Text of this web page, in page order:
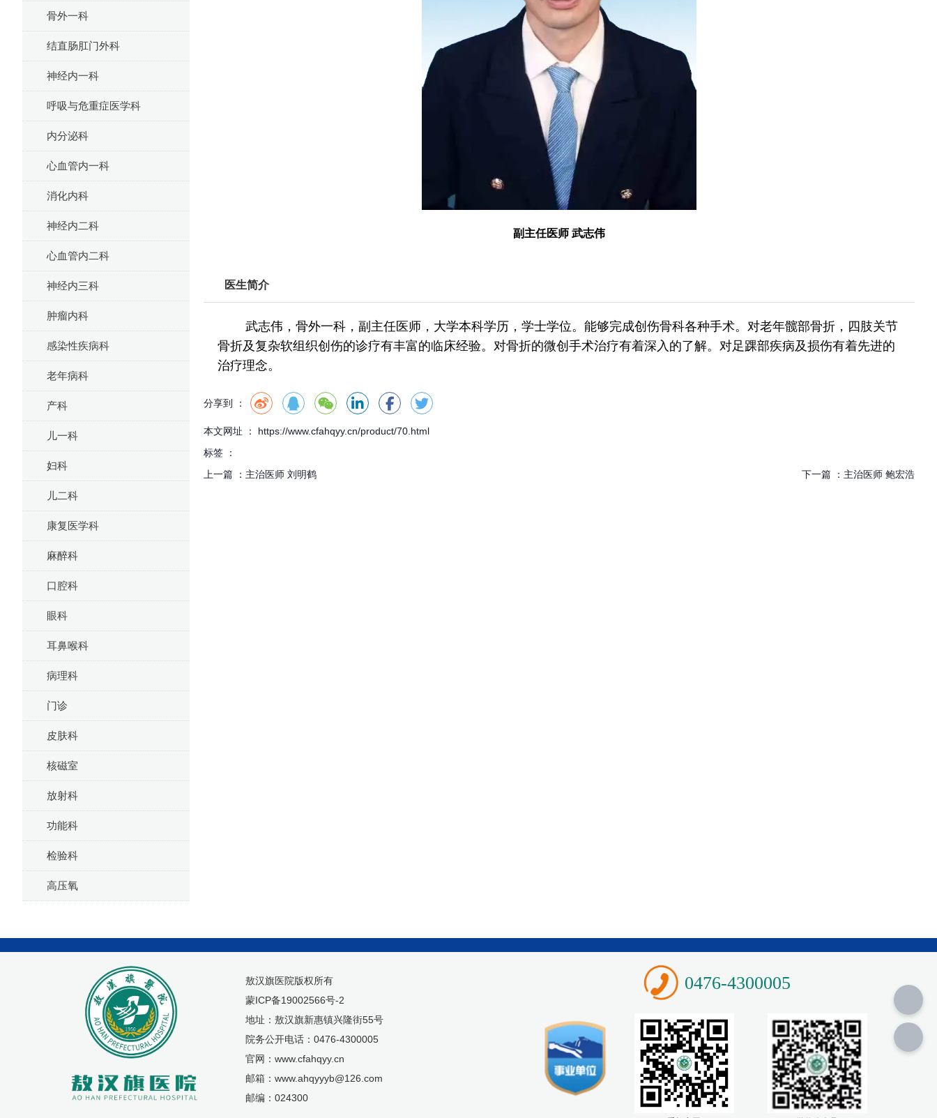
骨外一科
结直肠肛门外科
神经内一科
呼吸与危重症医学科
内分泌科
心血管内一科
消化内科
神经内二科
心血管内二科
神经内三科
肿瘤内科
感染性疾病科
老年病科
产科
儿一科
妇科
儿二科
康复医学科
麻醉科
口腔科
眼科
耳鼻喉科
病理科
门诊
皮肤科
核磁室
放射科
功能科
检验科
高压氧
副主任医师 武志伟
医生简介
武志伟，骨外一科，副主任医师，大学本科学历，学士学位。能够完成创伤骨科各种手术。对老年髋部骨折，四肢关节
骨折及复杂软组织创伤的诊疗有丰富的临床经验。对骨折的微创手术治疗有着深入的了解。对足踝部疾病及损伤有着先进的
治疗理念。
分享到 ：
本文网址 ： https://www.cfahqyy.cn/product/70.html
标签 ：
上一篇 ： 主治医师 刘明鹤 下一篇 ： 主治医师 鲍宏浩
敖汉旗医院版权所有
蒙ICP备19002566号-2
地址：敖汉旗新惠镇兴隆街55号
院务公开电话：0476-4300005
官网：www.cfahqyy.cn
邮箱：www.ahqyyyb@126.com
邮编：024300
0476-4300005